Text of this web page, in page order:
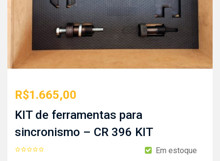
R$1.665,00
KIT de ferramentas para
sincronismo – CR 396 KIT
Em estoque